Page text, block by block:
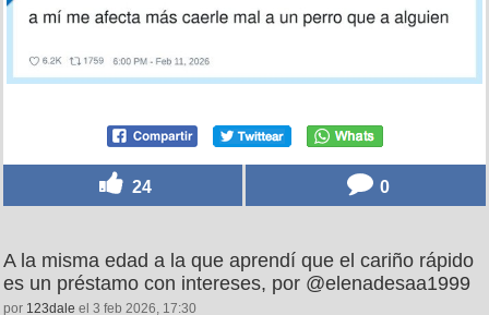
24 0
A la misma edad a la que aprendí que el cariño rápido
es un préstamo con intereses, por @elenadesaa1999
por 123dale el 3 feb 2026, 17:30